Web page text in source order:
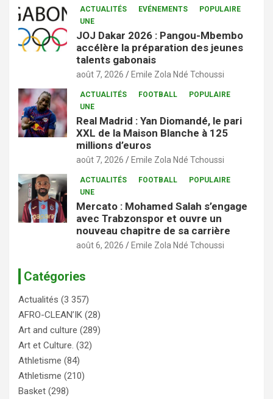
ACTUALITÉS EVÉNEMENTS
POPULAIRE
UNE
JOJ Dakar 2026 : Pangou-Mbembo
accélère la préparation des jeunes
talents gabonais
août 7, 2026 Emile Zola Ndé Tchoussi
ACTUALITÉS FOOTBALL
POPULAIRE
UNE
Real Madrid : Yan Diomandé, le pari
XXL de la Maison Blanche à 125
millions d’euros
août 7, 2026 Emile Zola Ndé Tchoussi
ACTUALITÉS FOOTBALL
POPULAIRE
UNE
Mercato : Mohamed Salah s’engage
avec Trabzonspor et ouvre un
nouveau chapitre de sa carrière
août 6, 2026 Emile Zola Ndé Tchoussi
Catégories
Actualités (3 357)
AFRO-CLEAN’IK (28)
Art and culture (289)
Art et Culture. (32)
Athletisme (84)
Athletisme (210)
Basket (298)